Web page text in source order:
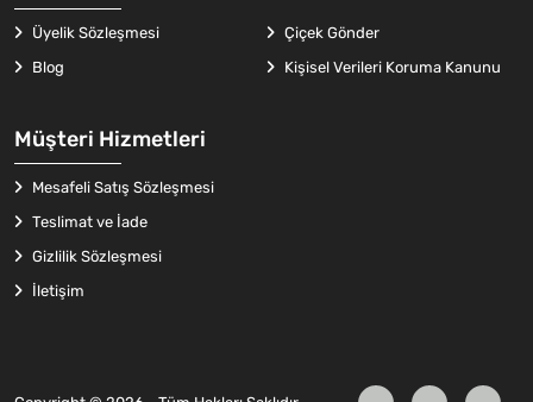
Müşteri Hizmetleri
Mesafeli Satış Sözleşmesi
Teslimat ve İade
Gizlilik Sözleşmesi
İletişim
Üyelik Sözleşmesi
Çiçek Gönder
Blog
Kişisel Verileri Koruma Kanunu